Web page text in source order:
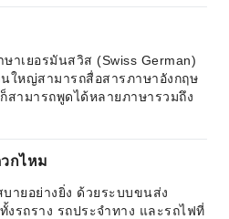
าเยอรมันสวิส (Swiss German)
ใหญ่สามารถสื่อสารภาษาอังกฤษ
สามารถพูดได้หลายภาษารวมถึง
กไหม
ายอย่างยิ่ง ด้วยระบบขนส่ง
รถราง รถประจำทาง และรถไฟที่